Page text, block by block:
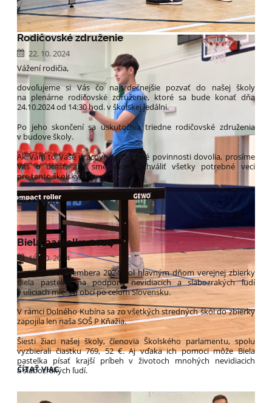
OKRESNÉ
V
ČÍTAŤ VIAC
Rodičovské združenie
22. 10. 2024
Vážení rodičia,
dovoľujeme si Vás čo najsrdečnejšie pozvať do našej školy
na plenárne rodičovské združenie, ktoré sa bude konať dňa
24.10.2024 od 14:30 hod. v školskej jedálni.
Po jeho skončení sa uskutočnia triedne rodičovské združenia
v budove školy.
Ak Vám to Vaše pracovné a osobné povinnosti dovolia, prosíme
Vás o účasť, aby sme mohli schváliť všetky potrebné veci
pre tento školský rok.
RODIČOVSKÉ
ZDRUŽENIE:
ČÍTAŤ VIAC
Biela pastelka 2024
18. 10. 2024
Piatok 20. septembera 2024 bol hlavným dňom verejnej zbierky
Biela pastelka na podporu nevidiacich a slabozrakých ľudí
v uliciach miest a obcí po celom Slovensku.
V rámci Dolného Kubína sa zo všetkých stredných škôl do zbierky
zapojila len naša SOŠ P Kňažia.
Šiesti žiaci našej školy, členovia Školského parlamentu, spolu
vyzbierali čiastku 769, 52 €. Aj vďaka ich pomoci môže Biela
pastelka písať krajší príbeh v životoch mnohých nevidiacich
a slabozrakých ľudí.